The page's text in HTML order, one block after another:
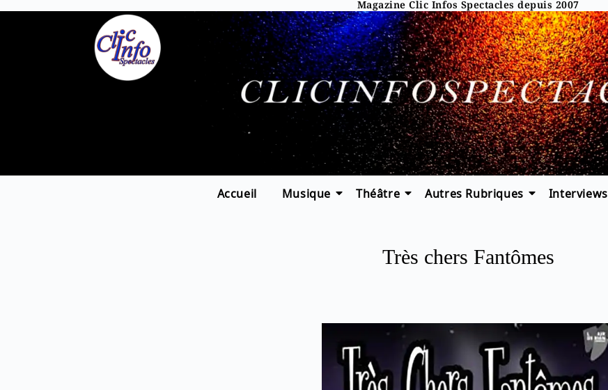
Magazine Clic Infos Spectacles depuis 2007
Accueil Musique Théâtre Autres Rubriques Interviews
Très chers Fantômes